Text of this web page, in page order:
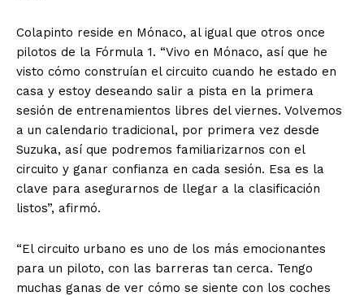
Colapinto reside en Mónaco, al igual que otros once
pilotos de la Fórmula 1. “Vivo en Mónaco, así que he
visto cómo construían el circuito cuando he estado en
casa y estoy deseando salir a pista en la primera
sesión de entrenamientos libres del viernes. Volvemos
a un calendario tradicional, por primera vez desde
Suzuka, así que podremos familiarizarnos con el
circuito y ganar confianza en cada sesión. Esa es la
clave para asegurarnos de llegar a la clasificación
listos”, afirmó.
“El circuito urbano es uno de los más emocionantes
para un piloto, con las barreras tan cerca. Tengo
muchas ganas de ver cómo se siente con los coches